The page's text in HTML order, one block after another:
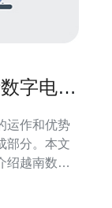
字电视
运作和优势
部分。本文
绍越南数字
以分为以